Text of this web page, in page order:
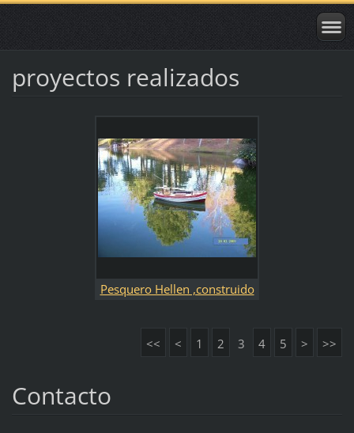
proyectos realizados
Pesquero Hellen ,construido
<<
< 1 2 3 4 5 > >>
Contacto